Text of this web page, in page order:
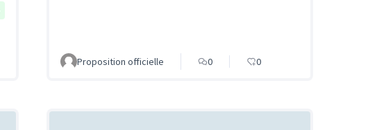
Proposition officielle 0 0